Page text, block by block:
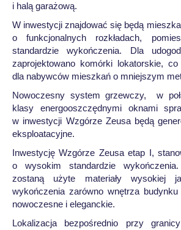
i halą garażową.
W inwestycji znajdować się będą
o funkcjonalnych rozkładach,
standardzie wykończenia. Dla
zaprojektowano komórki lokatorskie,
dla nabywców mieszkań o mniejszym
Nowoczesny system grzewczy, w
klasy energooszczędnymi oknami
w inwestycji Wzgórze Zeusa będą
eksploatacyjne.
Inwestycję Wzgórze Zeusa etap I,
o wysokim standardzie
zostaną użyte materiały wysokiej
wykończenia zarówno wnętrza
nowoczesne i eleganckie.
Lokalizacja bezpośrednio przy